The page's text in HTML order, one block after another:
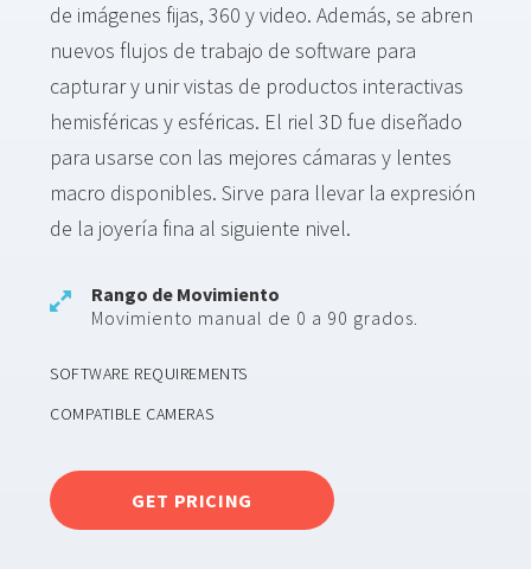
de imágenes fijas, 360 y video. Además, se abren
nuevos flujos de trabajo de software para
capturar y unir vistas de productos interactivas
hemisféricas y esféricas. El riel 3D fue diseñado
para usarse con las mejores cámaras y lentes
macro disponibles. Sirve para llevar la expresión
de la joyería fina al siguiente nivel.
Rango de Movimiento
Movimiento manual de 0 a 90 grados.
SOFTWARE REQUIREMENTS
COMPATIBLE CAMERAS
GET PRICING